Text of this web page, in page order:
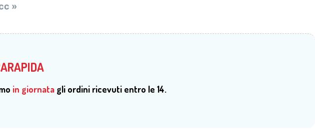
»
in giornatagli ordini ricevuti entro le 14.